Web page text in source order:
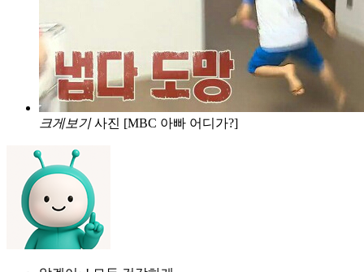
크게보기 사진 [MBC 아빠 어디가?]